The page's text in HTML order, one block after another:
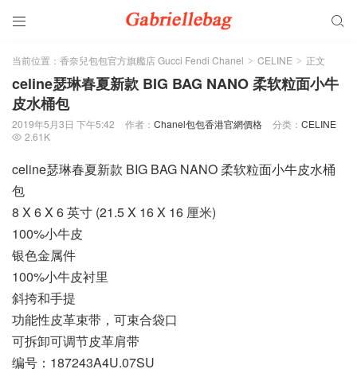
 
当前位置： 香奈兒包包官方旗艦店 Gucci Fendi Chanel > CELINE > 正文
celine瑟琳春夏新款 BIG BAG NANO 柔软粒面小牛
皮水桶包
2019年5月3日 下午5:42 作者： Chanel包包香港官網價格 分类： CELINE
 2.61K
celine瑟琳春夏新款 BIG BAG NANO 柔软粒面小牛皮水桶
包
8 X 6 X 6 英寸 (21.5 X 16 X 16 厘米)
100%小牛皮
银色金属件
100%小牛皮衬里
斜挎和手提
功能性皮革束带，可束合袋口
可拆卸可调节皮革肩带
编号：187243A4U.07SU